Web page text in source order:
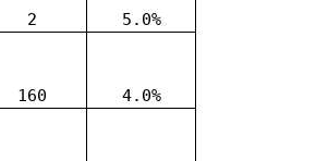
2
5.0%
160
4.0%